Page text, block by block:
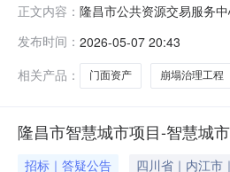
正文内容： 隆昌市公共资源交易服务
1,781,900.002026年5月8
发布时间： 2026-05-07 20:43
相关产品：
门面资产 崩塌治理工程
隆昌市智慧城市项目-智慧城
招标｜答疑公告 四川省｜内江市